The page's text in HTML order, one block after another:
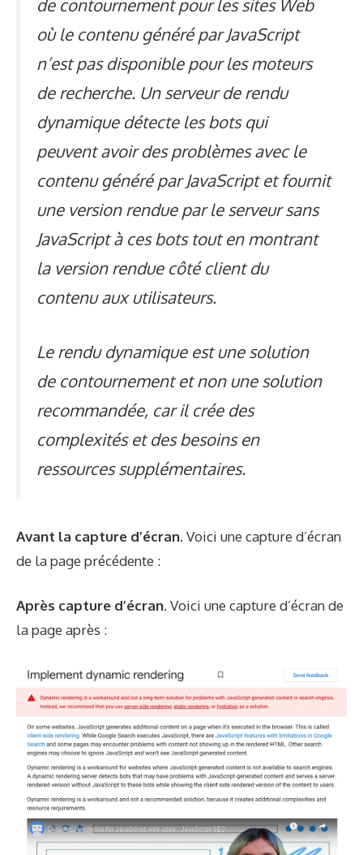
de contournement pour les sites Web
où le contenu généré par JavaScript
n’est pas disponible pour les moteurs
de recherche. Un serveur de rendu
dynamique détecte les bots qui
peuvent avoir des problèmes avec le
contenu généré par JavaScript et fournit
une version rendue par le serveur sans
JavaScript à ces bots tout en montrant
la version rendue côté client du
contenu aux utilisateurs.
Le rendu dynamique est une solution
de contournement et non une solution
recommandée, car il crée des
complexités et des besoins en
ressources supplémentaires.
Avant la capture d’écran. Voici une capture d’écran
de la page précédente :
Après capture d’écran. Voici une capture d’écran de
la page après :